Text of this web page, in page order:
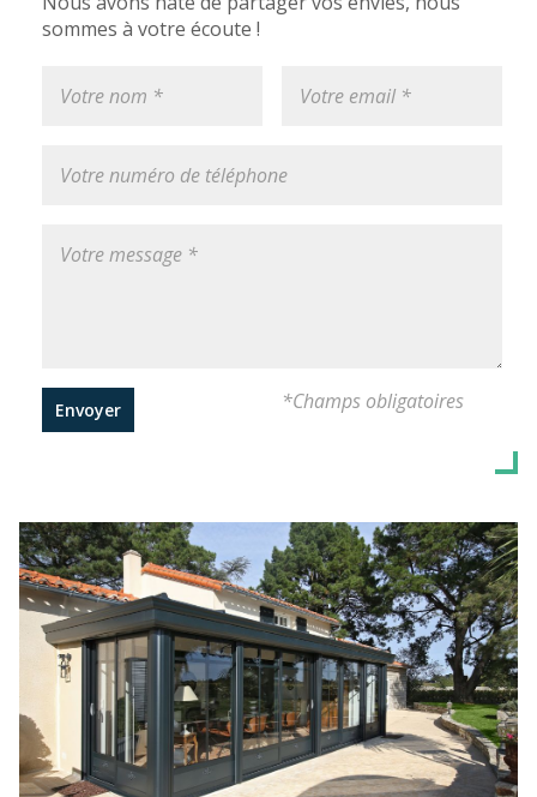
sommes à votre écoute !
Envoyer *Champs obligatoires